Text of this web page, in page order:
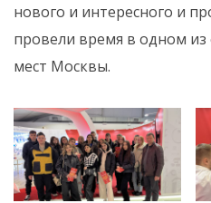
нового и интересного и
провели время в одном
мест Москвы.